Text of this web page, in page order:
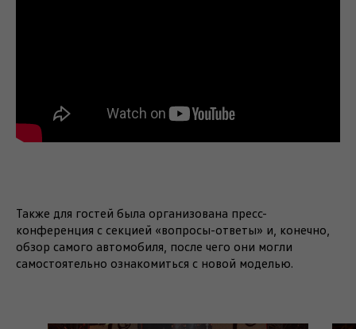
Также для гостей была организована пресс-
конференция с секцией «вопросы-ответы» и, конечно,
обзор самого автомобиля, после чего они могли
самостоятельно ознакомиться с новой моделью.